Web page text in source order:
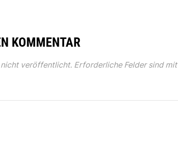
KOMMENTAR
veröffentlicht. Erforderliche Felder sind mit